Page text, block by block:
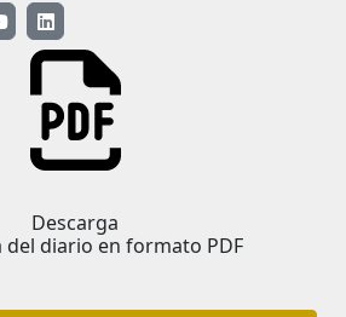
Descarga
del diario en formato PDF